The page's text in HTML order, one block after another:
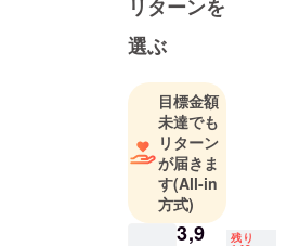
社は、ス
を中心とし
た関連商品
を開発、製
作、輸入を
しておりま
す。今回
リターンを
選ぶ
目標金額
未達でも
リターン
が届きま
す(All-in
方式)
3,9 残り